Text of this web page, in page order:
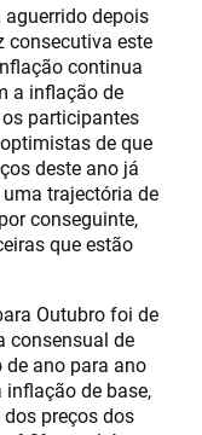
aguerrido depois
consecutiva este
continua
a inflação de
participantes
de que
deste ano já
trajectória de
conseguinte,
que estão
Outubro foi de
consensual de
de ano para ano
inflação de base,
preços dos